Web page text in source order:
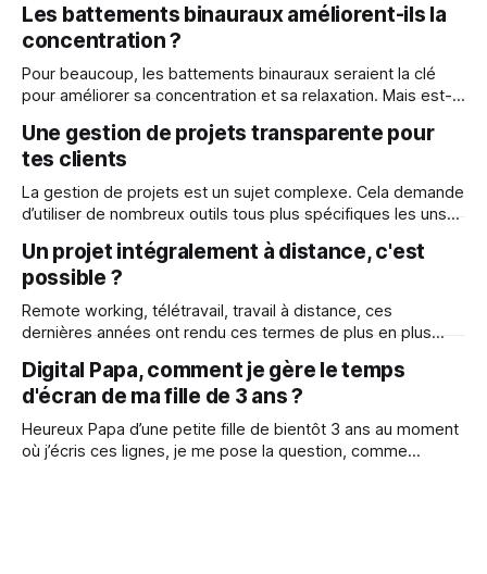
Les battements binauraux améliorent-ils la
concentration ?
Pour beaucoup, les battements binauraux seraient la clé
pour améliorer sa concentration et sa relaxation. Mais est-
alors explorons les tenants et aboutissants de cette
technique.
Une gestion de projets transparente pour
tes clients
La gestion de projets est un sujet complexe. Cela demande
d’utiliser de nombreux outils tous plus spécifiques les uns
transparence à nos clients, on ne peut pas leur demander
d’apprendre chacun de ces outils.
Un projet intégralement à distance, c'est
possible ?
Remote working, télétravail, travail à distance, ces
dernières années ont rendu ces termes de plus en plus
permettant de collaborer intégralement à distance. Mais
lorsque c’est possible, c’est très souvent enrichissant et en
voici un bel exemple
Digital Papa, comment je gère le temps
d'écran de ma fille de 3 ans ?
Heureux Papa d’une petite fille de bientôt 3 ans au moment
où j’écris ces lignes, je me pose la question, comme